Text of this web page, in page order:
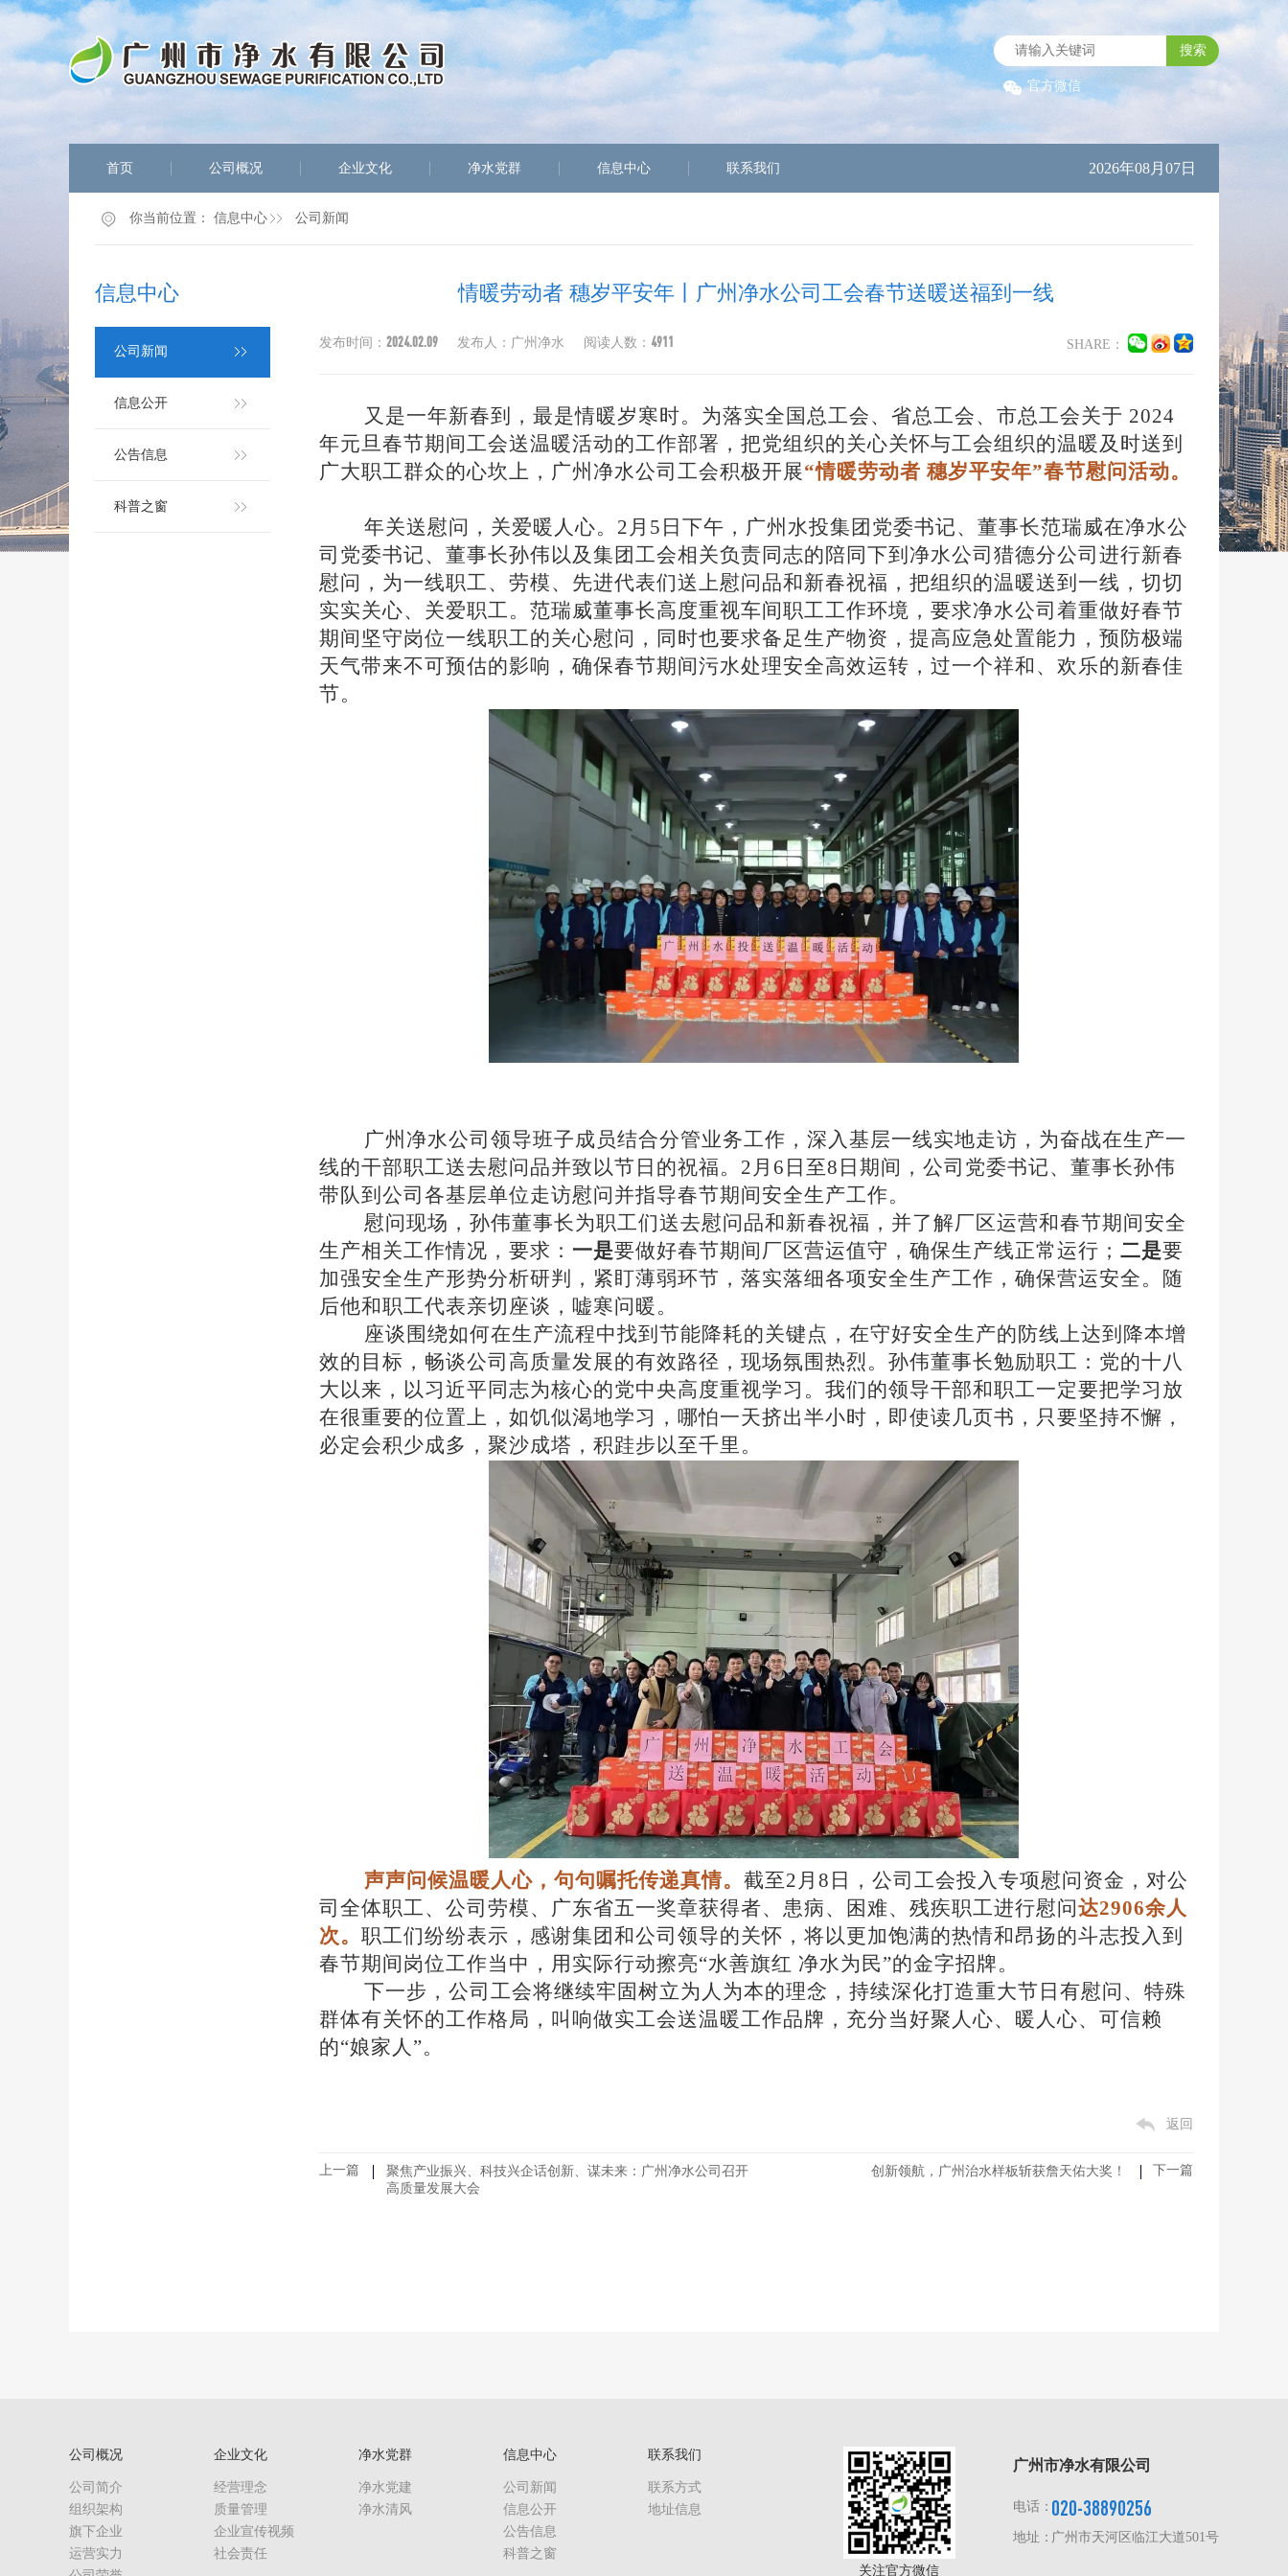
搜索
官方微信
首页 公司概况 企业文化 净水党群 信息中心 联系我们 2026年08月07日
你当前位置： 信息中心 公司新闻
信息中心
公司新闻
信息公开
公告信息
科普之窗
情暖劳动者 穗岁平安年丨广州净水公司工会春节送暖送福到一线
发布时间：2024.02.09 发布人：广州净水 阅读人数： 4911 SHARE：
又是一年新春到，最是情暖岁寒时。为落实全国总工会、省总工会、市总工会关于 2024
年元旦春节期间工会送温暖活动的工作部署，把党组织的关心关怀与工会组织的温暖及时送到
广大职工群众的心坎上，广州净水公司工会积极开展“情暖劳动者 穗岁平安年”春节慰问活动。
年关送慰问，关爱暖人心。 2月5日下午，广州水投集团党委书记、董事长范瑞威在净水公
司党委书记、董事长孙伟以及集团工会相关负责同志的陪同下到净水公司猎德分公司进行新春
慰问，为一线职工、劳模、先进代表们送上慰问品和新春祝福，把组织的温暖送到一线，切切
实实关心、关爱职工。范瑞威董事长高度重视车间职工工作环境，要求净水公司着重做好春节
期间坚守岗位一线职工的关心慰问，同时也要求备足生产物资，提高应急处置能力，预防极端
天气带来不可预估的影响，确保春节期间污水处理安全高效运转，过一个祥和、欢乐的新春佳
节。
广州净水公司领导班子成员结合分管业务工作，深入基层一线实地走访，为奋战在生产一
线的干部职工送去慰问品并致以节日的祝福。 2月6日至8日期间，公司党委书记、董事长孙伟
带队到公司各基层单位走访慰问并指导春节期间安全生产工作。
慰问现场，孙伟董事长为职工们送去慰问品和新春祝福，并了解厂区运营和春节期间安全
生产相关工作情况，要求： 一是要做好春节期间厂区营运值守，确保生产线正常运行；二是要
加强安全生产形势分析研判，紧盯薄弱环节，落实落细各项安全生产工作，确保营运安全。随
后他和职工代表亲切座谈，嘘寒问暖。
座谈围绕如何在生产流程中找到节能降耗的关键点，在守好安全生产的防线上达到降本增
效的目标，畅谈公司高质量发展的有效路径，现场氛围热烈。孙伟董事长勉励职工：党的十八
大以来，以习近平同志为核心的党中央高度重视学习。我们的领导干部和职工一定要把学习放
在很重要的位置上，如饥似渴地学习，哪怕一天挤出半小时，即使读几页书，只要坚持不懈，
必定会积少成多，聚沙成塔，积跬步以至千里。
声声问候温暖人心，句句嘱托传递真情。截至2月8日，公司工会投入专项慰问资金，对公
司全体职工、公司劳模、广东省五一奖章获得者、患病、困难、残疾职工进行慰问达2906余人
次。职工们纷纷表示，感谢集团和公司领导的关怀，将以更加饱满的热情和昂扬的斗志投入到
春节期间岗位工作当中，用实际行动擦亮“水善旗红 净水为民”的金字招牌。
下一步，公司工会将继续牢固树立为人为本的理念，持续深化打造重大节日有慰问、特殊
群体有关怀的工作格局，叫响做实工会送温暖工作品牌，充分当好聚人心、暖人心、可信赖
的“娘家人”。
返回
上一篇
聚焦产业振兴、科技兴企话创新、谋未来：广州净水公司召开
高质量发展大会
下一篇
创新领航，广州治水样板斩获詹天佑大奖！
公司概况
公司简介
组织架构
旗下企业
运营实力
企业文化
经营理念
质量管理
企业宣传视频
社会责任
净水党群
净水党建
净水清风
信息中心
公司新闻
信息公开
公告信息
科普之窗
联系我们
联系方式
地址信息
广州市净水有限公司
电话：020-38890256
地址：广州市天河区临江大道501号
关注官方微信